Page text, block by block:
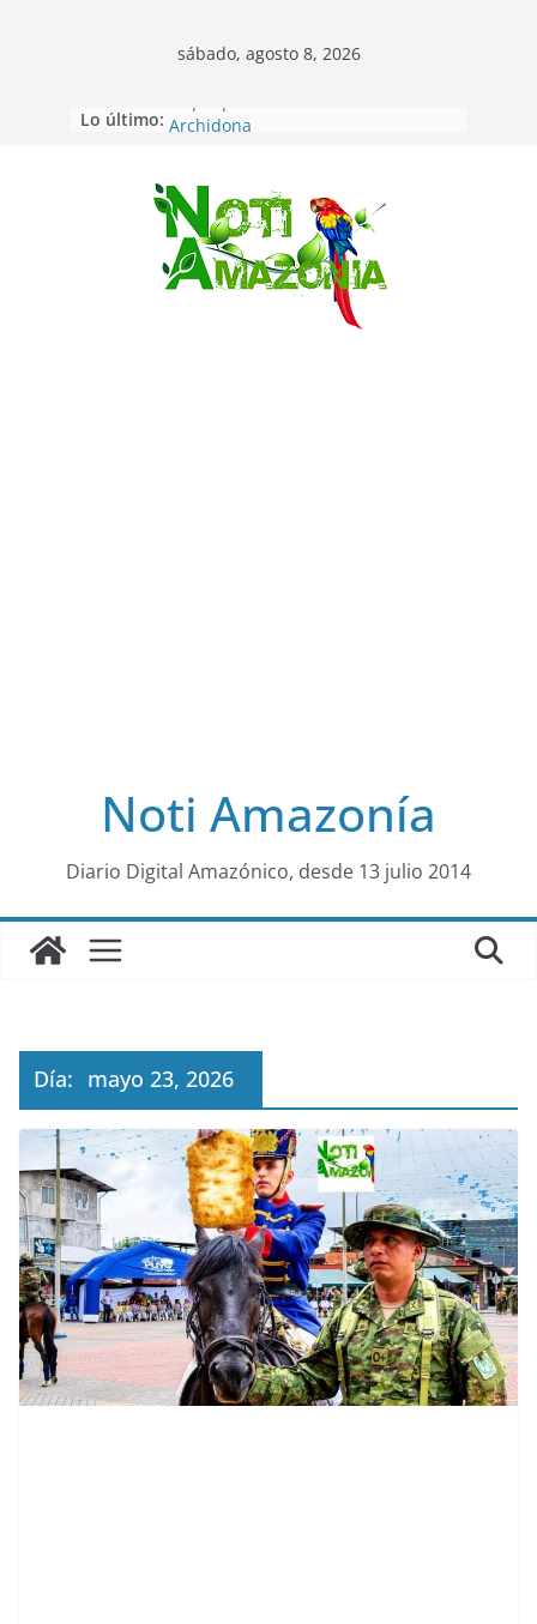
Saltar
al
sábado, agosto 8, 2026
Lo último: Napo: presunto sicariato en cantón
desaparecidos fueron encontrados
muertos en Puerto lopez
Sentencian a 34 años de prisión a
implicados en caso de Alison,
oriunda de Tena
Vozinha, el arquero sensación de
cabo Verde, ya llegó para
Noti Amazonía
Diario Digital Amazónico, desde 13 julio 2014
Día: mayo 23, 2026